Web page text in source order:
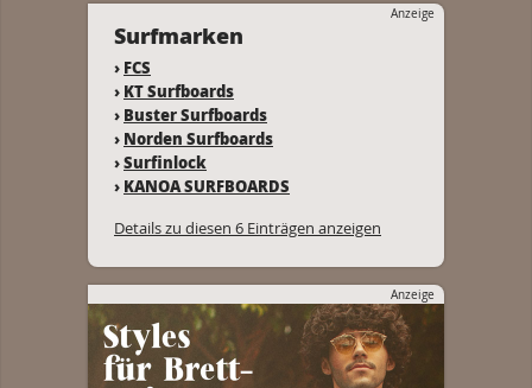
Anzeige
Surfmarken
› FCS
› KT Surfboards
› Buster Surfboards
› Norden Surfboards
›Surfinlock
› KANOA SURFBOARDS
Details zu diesen 6 Einträgen anzeigen
Anzeige